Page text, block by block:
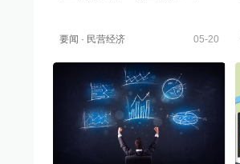
要闻 · 民营经济 05-20